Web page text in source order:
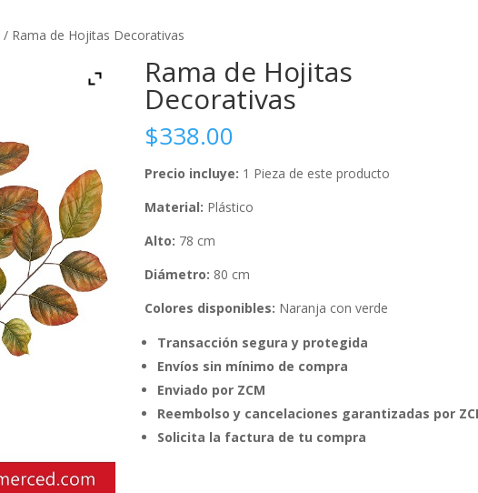
/ Rama de Hojitas Decorativas
Rama de Hojitas
Decorativas
$338.00
Precio incluye: 1 Pieza de este producto
Material: Plástico
Alto: 78 cm
Diámetro: 80 cm
Colores disponibles: Naranja con verde
Transacción segura y protegida
Envíos sin mínimo de compra
Enviado por ZCM
Reembolso y cancelaciones garantizadas por
Solicita la factura de tu compra